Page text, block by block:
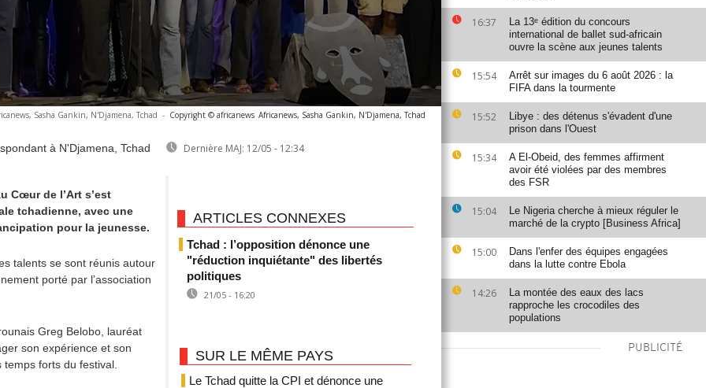
16:37
La 13ᵉ édition du concours
international de ballet sud-africain
ouvre la scène aux jeunes talents
15:54
Arrêt sur images du 6 août 2026 : la
FIFA dans la tourmente
15:52
Libye : des détenus s'évadent d'une
prison dans l'Ouest
15:34
A El-Obeid, des femmes affirment
avoir été violées par des membres
des FSR
15:04
Le Nigeria cherche à mieux réguler le
marché de la crypto [Business Africa]
15:00
Dans l'enfer des équipes engagées
dans la lutte contre Ebola
14:26
La montée des eaux des lacs
rapproche les crocodiles des
populations
PUBLICITÉ
Sasha Gankin, N'Djamena, Tchad - Copyright © africanews Africanews, Sasha Gankin, N'Djamena, Tchad
à N'Djamena, Tchad Dernière MAJ: 12/05 - 12:34
Cœur de l’Art s’est
tchadienne, avec une
pour la jeunesse.
talents se sont réunis autour
porté par l’association
Greg Belobo, lauréat
son expérience et son
forts du festival.
ARTICLES CONNEXES
Tchad : l’opposition dénonce une
"réduction inquiétante" des libertés
politiques
21/05 - 16:20
SUR LE MÊME PAYS
Le Tchad quitte la CPI et dénonce une